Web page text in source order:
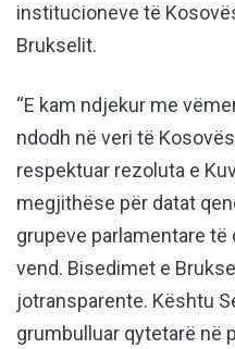
institucioneve të
Brukselit.
“E kam ndjekur me
ndodh në veri të
respektuar rezoluta e
megjithëse për datat
grupeve parlamentare
vend. Bisedimet e
jotransparente. Kështu
grumbulluar qytetarë në